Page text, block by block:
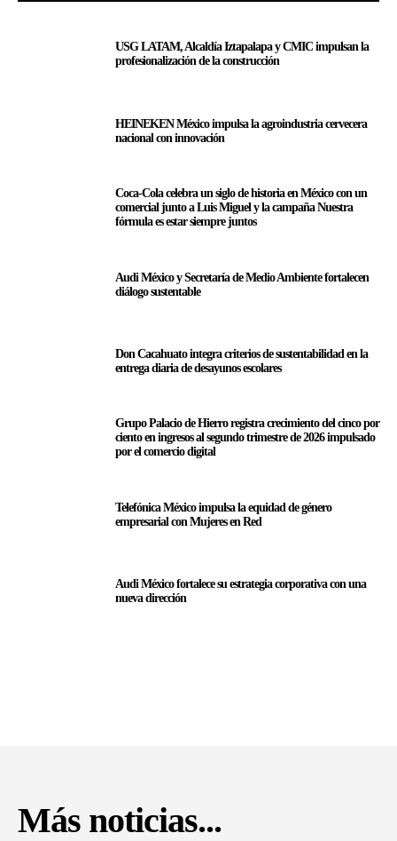
USG LATAM, Alcaldía Iztapalapa y CMIC impulsan la
profesionalización de la construcción
HEINEKEN México impulsa la agroindustria cervecera
nacional con innovación
Coca-Cola celebra un siglo de historia en México con un
comercial junto a Luis Miguel y la campaña Nuestra
fórmula es estar siempre juntos
Audi México y Secretaría de Medio Ambiente fortalecen
diálogo sustentable
Don Cacahuato integra criterios de sustentabilidad en la
entrega diaria de desayunos escolares
Grupo Palacio de Hierro registra crecimiento del cinco por
ciento en ingresos al segundo trimestre de 2026 impulsado
por el comercio digital
Telefónica México impulsa la equidad de género
empresarial con Mujeres en Red
Audi México fortalece su estrategia corporativa con una
nueva dirección
Más noticias...